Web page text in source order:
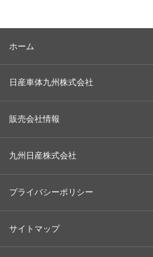
ホーム
日産車体九州株式会社
販売会社情報
九州日産株式会社
プライバシーポリシー
サイトマップ